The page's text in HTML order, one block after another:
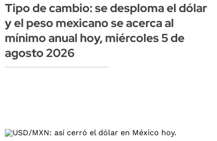
Tipo de cambio: se desploma el dólar
y el peso mexicano se acerca al
mínimo anual hoy, miércoles 5 de
agosto 2026